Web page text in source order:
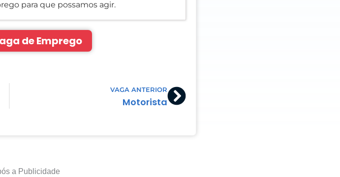
para que possamos agir.
de Emprego
VAGA ANTERIOR
Motorista
Next
a Publicidade